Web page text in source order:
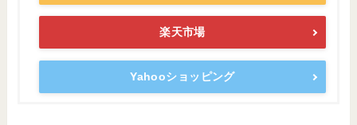
楽天市場
Yahooショッピング